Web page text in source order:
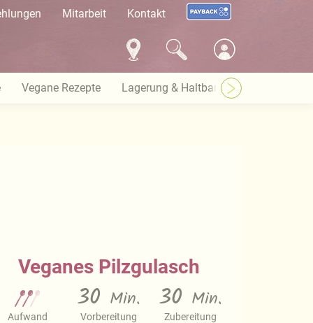
Mitarbeit Kontakt
Vegane Rezepte Lagerung & Haltbarkeit
Veganes Pilzgulasch
Aufwand
30 Min.
Vorbereitung
30 Min.
Zubereitung